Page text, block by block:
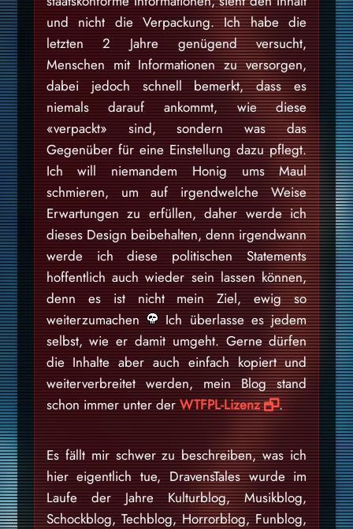
und nicht die Verpackung. Ich habe die
letzten 2 Jahre genügend versucht,
Menschen mit Informationen zu versorgen,
dabei jedoch schnell bemerkt, dass es
niemals darauf ankommt, wie diese
«verpackt» sind, sondern was das
Gegenüber für eine Einstellung dazu pflegt.
Ich will niemandem Honig ums Maul
schmieren, um auf irgendwelche Weise
Erwartungen zu erfüllen, daher werde ich
dieses Design beibehalten, denn irgendwann
werde ich diese politischen Statements
hoffentlich auch wieder sein lassen können,
denn es ist nicht mein Ziel, ewig so
weiterzumachen
Ich überlasse es jedem
selbst, wie er damit umgeht. Gerne dürfen
die Inhalte aber auch einfach kopiert und
weiterverbreitet werden, mein Blog stand
schon immer unter derWTFPL-Lizenz .
Es fällt mir schwer zu beschreiben, was ich
hier eigentlich tue, DravensTales wurde im
Laufe der Jahre Kulturblog, Musikblog,
Schockblog, Techblog, Horrorblog, Funblog,